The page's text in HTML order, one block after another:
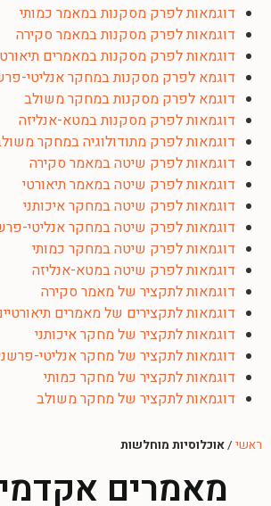
דוגמאות לפרק מסקנות במאמר כמותי
דוגמאות לפרק מסקנות במאמר סקירה
דוגמאות לפרק מסקנות במאמרים
דוגמא לפרק מסקנות במחקר אנליטי-
דוגמא לפרק מסקנות במחקר משולב
דוגמאות לפרק מסקנות במטא-אנליזה
דוגמאות לפרק מתודולוגיה במחקר
דוגמאות לפרק שיטה במאמר סקירה
דוגמאות לפרק שיטה במאמר תיאורטי
דוגמאות לפרק שיטה במחקר איכותני
דוגמאות לפרק שיטה במחקר אנליטי-
דוגמאות לפרק שיטה במחקר כמותי
דוגמאות לפרק שיטה במטא-אנליזה
דוגמאות לתקציר של מאמר סקירה
דוגמאות לתקצירים של מאמרים
דוגמאות לתקציר של מחקר איכותני
דוגמאות לתקציר של מחקר אנליטי-
דוגמאות לתקציר של מחקר כמותי
דוגמאות לתקציר של מחקר משולב
ראשי /אוכלוסיות מוחלשות
מאמרים